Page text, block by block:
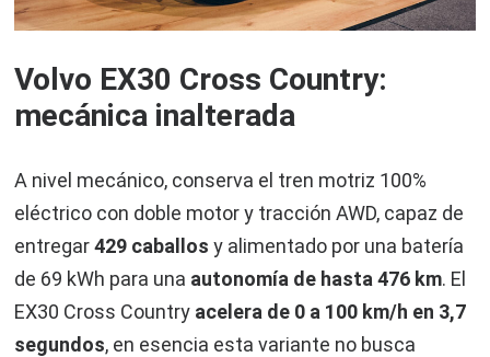
Volvo EX30 Cross Country:
mecánica inalterada
A nivel mecánico, conserva el tren motriz 100%
eléctrico con doble motor y tracción AWD, capaz de
entregar429 caballos y alimentado por una batería
de 69 kWh para una autonomía de hasta 476 km. El
EX30 Cross Country acelera de 0 a 100 km/h en 3,7
segundos, en esencia esta variante no busca